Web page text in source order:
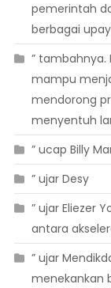
pemerintah
berbagai
” tambahnya.
mampu
mendorong
menyentuh
” ucap Billy
” ujar Desy
” ujar Eliezer
antara
” ujar
menekankan